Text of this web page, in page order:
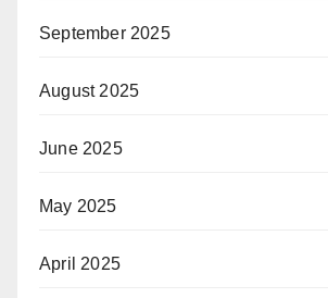
September 2025
August 2025
June 2025
May 2025
April 2025